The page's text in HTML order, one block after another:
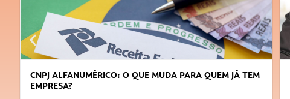
CNPJ ALFANUMÉRICO: O QUE MUDA PARA QUEM JÁ TEM
EMPRESA?